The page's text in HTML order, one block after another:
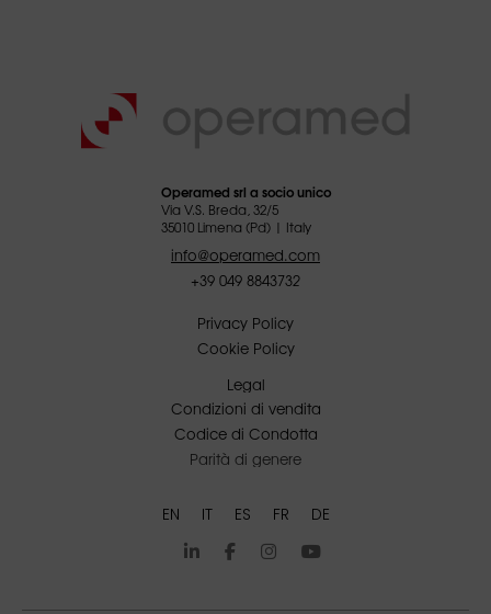
Operamed srl a socio unico
Via V.S. Breda, 32/5
35010 Limena (Pd) | Italy
info@operamed.com
+39 049 8843732
Privacy Policy
Cookie Policy
Legal
Condizioni di vendita
Codice di Condotta
Parità di genere
EN IT ES FR DE